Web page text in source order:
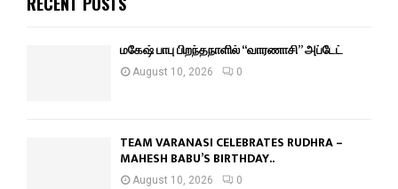
மகேஷ் பாபு பிறந்தநாளில் “வாரணாசி” அப்டேட்
August 10, 2026 0
TEAM VARANASI CELEBRATES RUDHRA –
MAHESH BABU’S BIRTHDAY..
August 10, 2026 0